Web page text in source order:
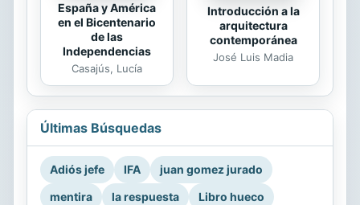
España y América
en el Bicentenario
de las
Independencias
Casajús, Lucía
Introducción a la
arquitectura
contemporánea
José Luis Madia
Últimas Búsquedas
Adiós jefe IFA
juan gomez jurado
mentira
la respuesta Libro hueco